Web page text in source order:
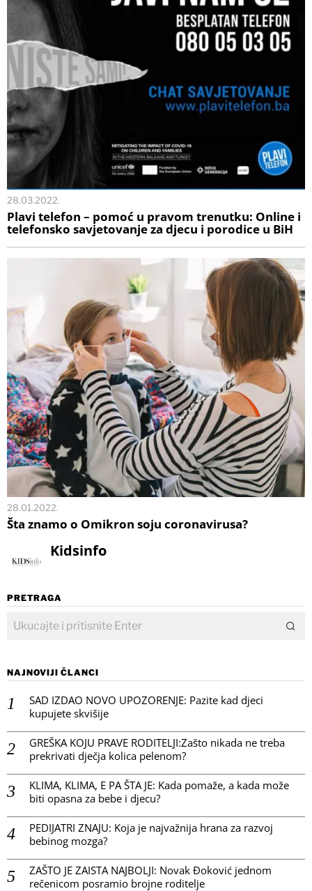
28.03.2022.
Plavi telefon – pomoć u pravom trenutku: Online i
telefonsko savjetovanje za djecu i porodice u BiH
28.01.2022.
Šta znamo o Omikron soju coronavirusa?
Kidsinfo
PRETRAGA
NAJNOVIJI ČLANCI
SAD IZDAO NOVO UPOZORENJE: Pazite kad djeci
kupujete skvišije
GREŠKA KOJU PRAVE RODITELJI:Zašto nikada ne treba
prekrivati dječja kolica pelenom?
KLIMA, KLIMA, E PA ŠTA JE: Kada pomaže, a kada može
biti opasna za bebe i djecu?
PEDIJATRI ZNAJU: Koja je najvažnija hrana za razvoj
bebinog mozga?
ZAŠTO JE ZAISTA NAJBOLJI: Novak Đoković jednom
rečenicom posramio brojne roditelje